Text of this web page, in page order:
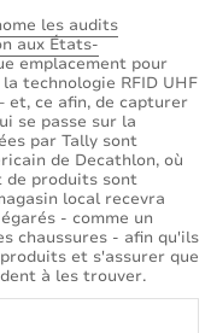
les audits
aux États-
emplacement pour
technologie RFID UHF
et, ce afin, de capturer
se passe sur la
par Tally sont
de Decathlon, où
de produits sont
local recevra
- comme un
chaussures - afin qu'ils
et s'assurer que
à les trouver.